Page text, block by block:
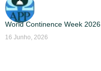
World Continence Week 2026
16 Junho, 2026